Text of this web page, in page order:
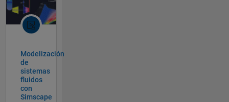
Modelización
de
sistemas
fluidos
con
Simscape